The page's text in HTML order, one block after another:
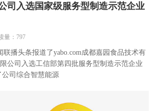
司入选国家级服务型制造示范企业
量：797
联播头条报道了yabo.com成都嘉园食品技术有
公司入选工信部第四批服务型制造示范企业
司综合智慧能源